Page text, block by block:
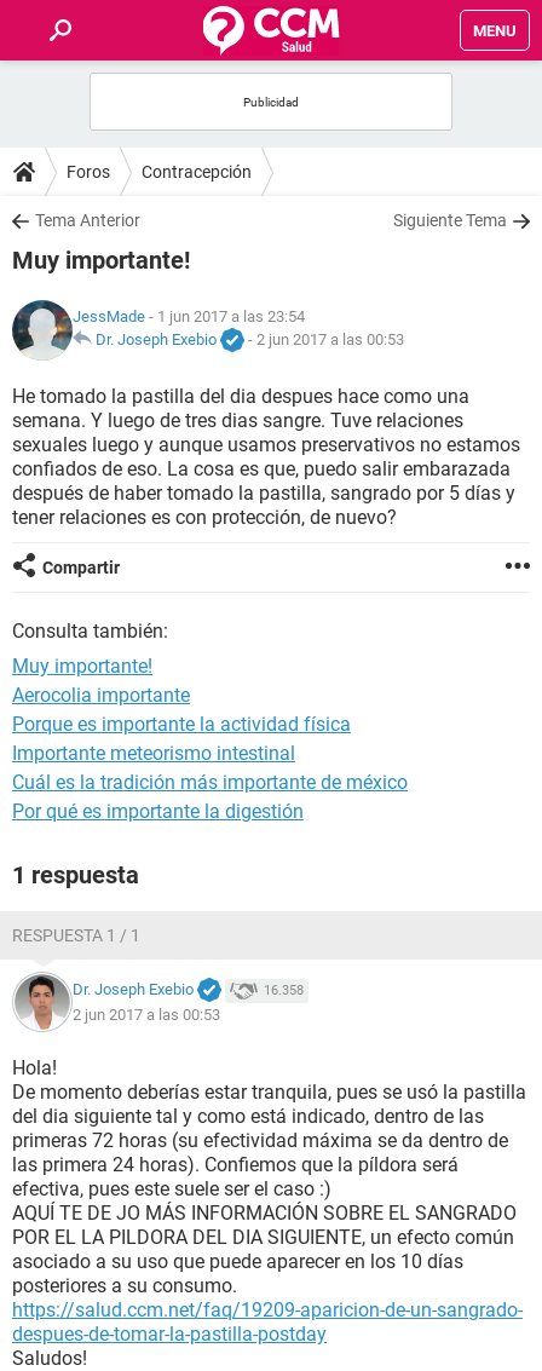
MENU
FOROS
SALUD
FAMILIA
NUTRICIÓN
BIENESTAR
SEXUALIDAD
GLOSARIO
Foros Contracepción
Tema Anterior Siguiente Tema
Muy importante!
JessMade - 1 jun 2017 a las 23:54
Dr. Joseph Exebio
- 2 jun 2017 a las 00:53
He tomado la pastilla del dia despues hace como una
semana. Y luego de tres dias sangre. Tuve relaciones
sexuales luego y aunque usamos preservativos no estamos
confiados de eso. La cosa es que, puedo salir embarazada
después de haber tomado la pastilla, sangrado por 5 días y
tener relaciones es con protección, de nuevo?
Compartir
Consulta también:
Muy importante!
Aerocolia importante
Porque es importante la actividad física
Importante meteorismo intestinal
Cuál es la tradición más importante de méxico
Por qué es importante la digestión
1 respuesta
RESPUESTA 1 / 1
Dr. Joseph Exebio 16.358
2 jun 2017 a las 00:53
Hola!
De momento deberías estar tranquila, pues se usó la pastilla
del dia siguiente tal y como está indicado, dentro de las
primeras 72 horas (su efectividad máxima se da dentro de
las primera 24 horas). Confiemos que la píldora será
efectiva, pues este suele ser el caso :)
AQUÍ TE DE JO MÁS INFORMACIÓN SOBRE EL SANGRADO
POR EL LA PILDORA DEL DIA SIGUIENTE, un efecto común
asociado a su uso que puede aparecer en los 10 días
posteriores a su consumo.
https://salud.ccm.net/faq/19209-aparicion-de-un-sangrado-
despues-de-tomar-la-pastilla-postday
Saludos!